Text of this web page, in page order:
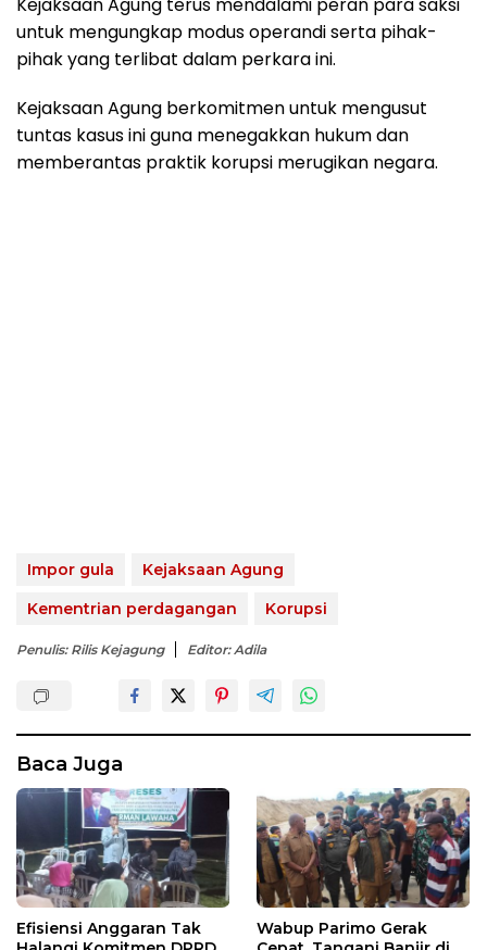
untuk mengungkap modus operandi serta pihak-
pihak yang terlibat dalam perkara ini.
Kejaksaan Agung berkomitmen untuk mengusut
tuntas kasus ini guna menegakkan hukum dan
memberantas praktik korupsi merugikan negara.
Impor gula
Kejaksaan Agung
Kementrian perdagangan
Korupsi
Penulis: Rilis Kejagung Editor: Adila
Baca Juga
Efisiensi Anggaran Tak
Wabup Parimo Gerak